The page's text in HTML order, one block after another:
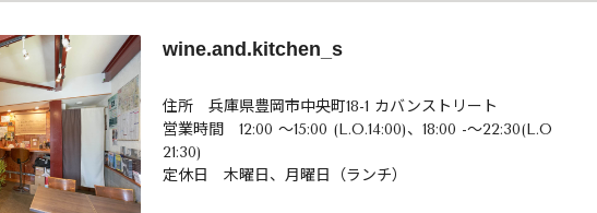
wine.and.kitchen_s
住所 兵庫県豊岡市中央町18-1 カバンストリート
営業時間 12:00 ～15:00 (L.O.14:00)、18:00 -～22:30(L.O
21:30)
定休日 木曜日、月曜日（ランチ）